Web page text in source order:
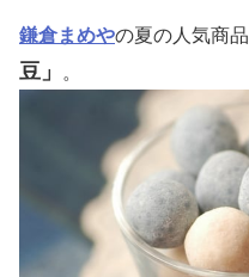
鎌倉まめやの夏の人気商
豆」 。